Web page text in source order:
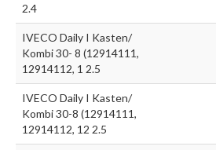
2.4
IVECO Daily I Kasten/
Kombi 30- 8 (12914111,
12914112, 1 2.5
IVECO Daily I Kasten/
Kombi 30-8 (12914111,
12914112, 12 2.5